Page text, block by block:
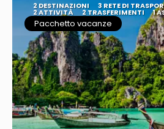
2 DESTINAZIONI 3 RETE DI
2 ATTIVITÀ 2 TRASFERIMENTI 1
Pacchetto vacanze